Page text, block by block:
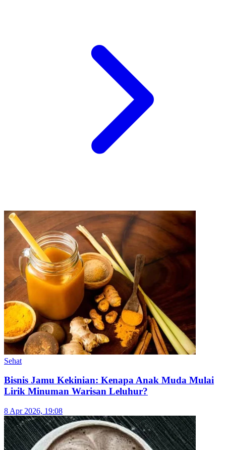
Jahe dalam Kuliner Sunda Punya Banyak Mitos
Nusarasa
Cengkih dalam Masakan Nusantara: Tradisi yang
Tak Lekang
30 Sep 2025, 05:16
Sehat
View All